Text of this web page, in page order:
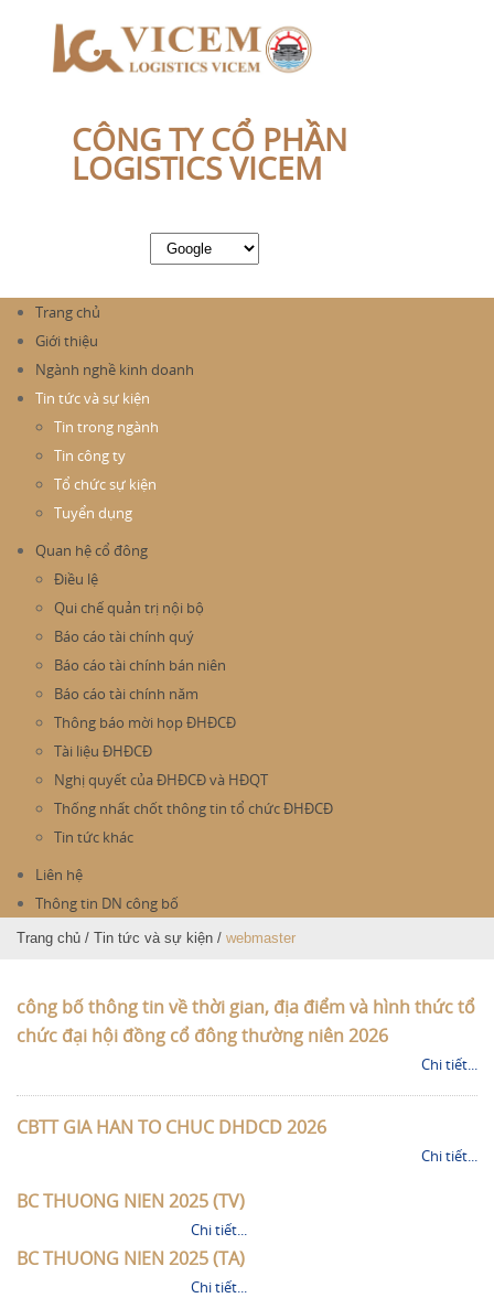
CÔNG TY CỔ PHẦN
LOGISTICS VICEM
Trang chủ
Giới thiệu
Ngành nghề kinh doanh
Tin tức và sự kiện
Tin trong ngành
Tin công ty
Tổ chức sự kiện
Tuyển dụng
Quan hệ cổ đông
Điều lệ
Qui chế quản trị nội bộ
Báo cáo tài chính quý
Báo cáo tài chính bán niên
Báo cáo tài chính năm
Thông báo mời họp ĐHĐCĐ
Tài liệu ĐHĐCĐ
Nghị quyết của ĐHĐCĐ và HĐQT
Thống nhất chốt thông tin tổ chức ĐHĐCĐ
Tin tức khác
Liên hệ
Thông tin DN công bố
Trang chủ / Tin tức và sự kiện / webmaster
công bố thông tin về thời gian, địa điểm và hình thức tổ
chức đại hội đồng cổ đông thường niên 2026
Chi tiết...
CBTT GIA HAN TO CHUC DHDCD 2026
Chi tiết...
BC THUONG NIEN 2025 (TV)
Chi tiết...
BC THUONG NIEN 2025 (TA)
Chi tiết...